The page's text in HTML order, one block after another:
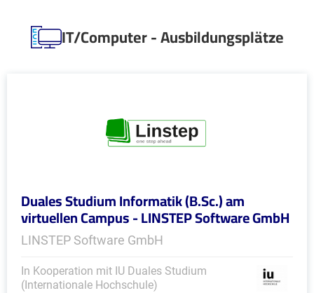
IT/Computer - Ausbildungsplätze
Duales Studium Informatik (B.Sc.) am
virtuellen Campus - LINSTEP Software GmbH
LINSTEP Software GmbH
In Kooperation mit IU Duales Studium
(Internationale Hochschule)